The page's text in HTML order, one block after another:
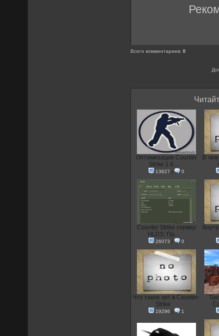
Всего комментариев:0
Оптимизация Counter
Strike 1.6...
13627 | 0
В чем
Counter Strike сервер
HLDS: Пр...
26073 | 0
Что такое чит в Counter-
Strike
19296 | 1